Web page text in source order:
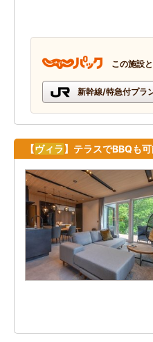
この施設
新幹線/特急付プラ
【ヴィラ】テラスでBBQも